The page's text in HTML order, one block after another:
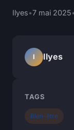
Ilyes•7 mai 2025•
I Ilyes
TAGS
Bien-être